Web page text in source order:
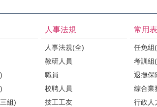
組)
人事法規
人事法規(全)
教研人員
職員
校聘人員
技工工友
常用
任免組
考訓組
退撫保
綜合業
行政人